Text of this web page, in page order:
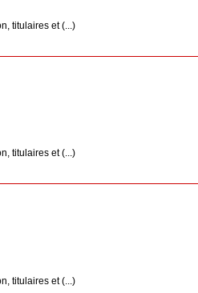
titulaires et (...)
titulaires et (...)
titulaires et (...)